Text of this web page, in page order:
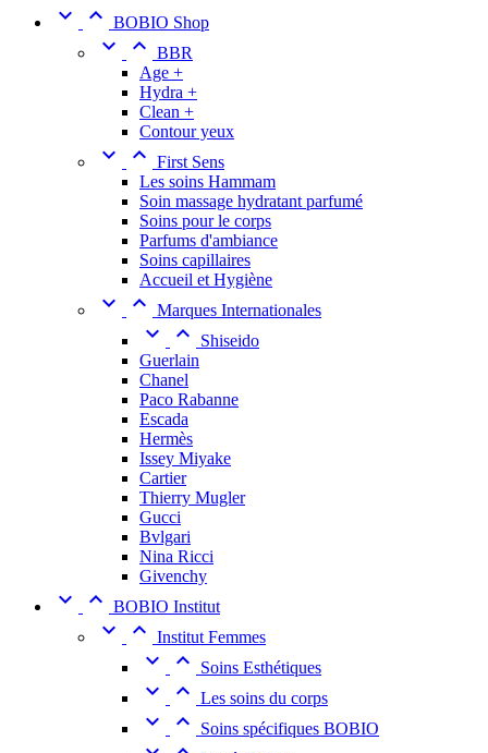
  BOBIO Shop
  BBR
Age +
Hydra +
Clean +
Contour yeux
  First Sens
Les soins Hammam
Soin massage hydratant parfumé
Soins pour le corps
Parfums d'ambiance
Soins capillaires
Accueil et Hygiène
  Marques Internationales
 
Shiseido
Guerlain
Chanel
Paco Rabanne
Escada
Hermès
Issey Miyake
Cartier
Thierry Mugler
Gucci
Bvlgari
Nina Ricci
Givenchy
  BOBIO Institut
  Institut Femmes
  Soins Esthétiques
  Les soins du corps
  Soins spécifiques BOBIO